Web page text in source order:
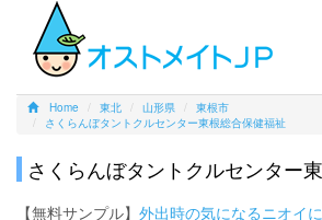
Home 東北 山形県
東根市
さくらんぼタントクルセンター東根総合保健福祉
さくらんぼタントクルセンター
【無料サンプル】 外出時の気になるニオイ